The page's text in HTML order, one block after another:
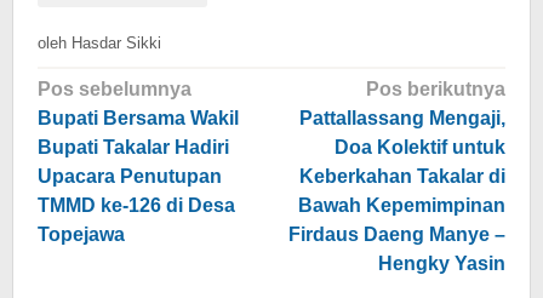
oleh Hasdar Sikki
Navigasi
pos
Pos sebelumnya
Bupati Bersama Wakil
Bupati Takalar Hadiri
Upacara Penutupan
TMMD ke-126 di Desa
Topejawa
Pos berikutnya
Pattallassang Mengaji,
Doa Kolektif untuk
Keberkahan Takalar di
Bawah Kepemimpinan
Firdaus Daeng Manye –
Hengky Yasin